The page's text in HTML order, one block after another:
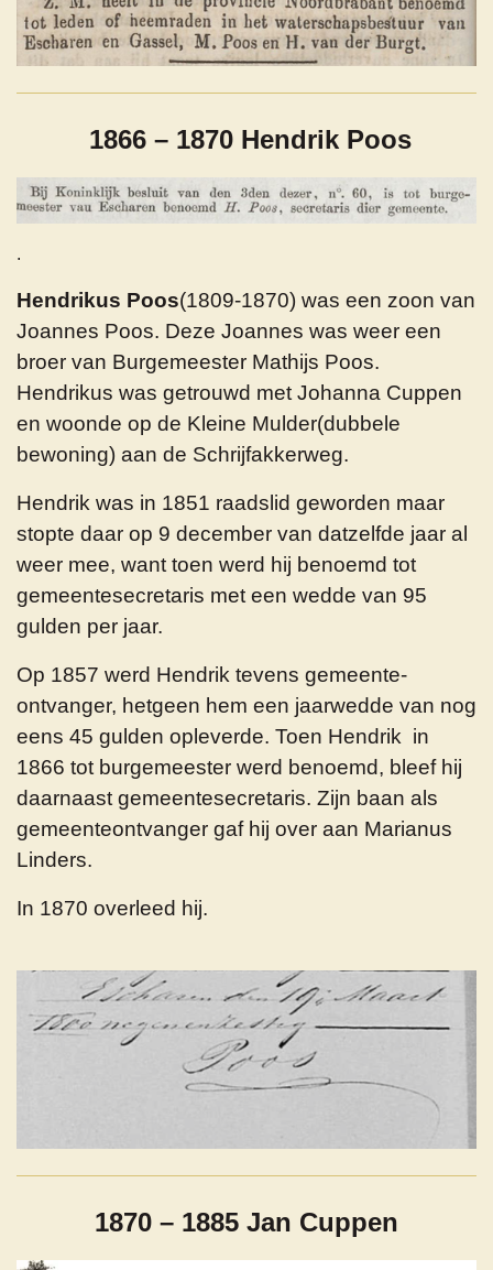
1866 – 1870 Hendrik Poos
.
Hendrikus Poos(1809-1870) was een zoon van
Joannes Poos. Deze Joannes was weer een
broer van Burgemeester Mathijs Poos.
Hendrikus was getrouwd met Johanna Cuppen
en woonde op de Kleine Mulder(dubbele
bewoning) aan de Schrijfakkerweg.
Hendrik was in 1851 raadslid geworden maar
stopte daar op 9 december van datzelfde jaar al
weer mee, want toen werd hij benoemd tot
gemeentesecretaris met een wedde van 95
gulden per jaar.
Op 1857 werd Hendrik tevens gemeente-
ontvanger, hetgeen hem een jaarwedde van nog
eens 45 gulden opleverde. Toen Hendrik in
1866 tot burgemeester werd benoemd, bleef hij
daarnaast gemeentesecretaris. Zijn baan als
gemeenteontvanger gaf hij over aan Marianus
Linders.
In 1870 overleed hij.
1870 – 1885 Jan Cuppen